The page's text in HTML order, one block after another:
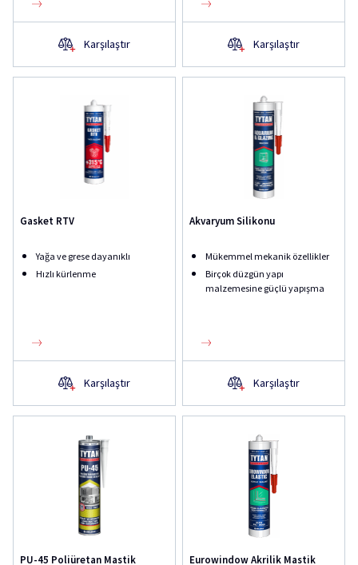
Karşılaştır Karşılaştır
Gasket RTV
Yağa ve grese dayanıklı
Hızlı kürlenme
Karşılaştır
Akvaryum Silikonu
Mükemmel mekanik özellikler
Birçok düzgün yapı
malzemesine güçlü yapışma
Karşılaştır
PU-45 Poliüretan Mastik Eurowindow Akrilik Mastik